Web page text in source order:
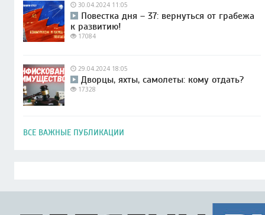
30.04.2024 11:05
Повестка дня – 37: вернуться от грабежа
к развитию!
17084
29.04.2024 18:05
Дворцы, яхты, самолеты: кому отдать?
17328
ВСЕ ВАЖНЫЕ ПУБЛИКАЦИИ